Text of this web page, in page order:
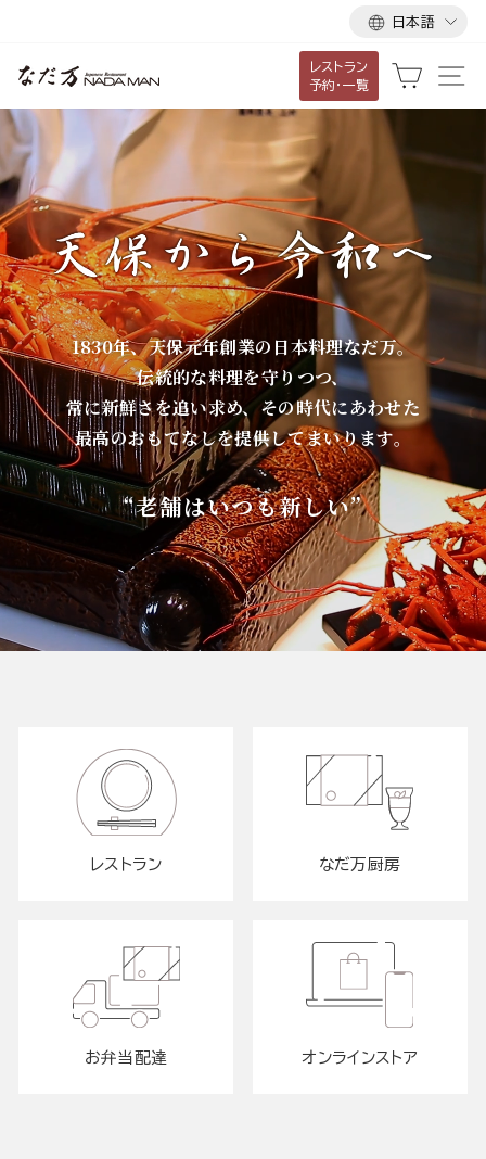
し
て
コ
ン
テ
ン
ツ
に
移
動
す
る
言
語
日本語
な
だ
万
レストラン
予約・一覧
カート
1830年、天保元年創業の日本料理なだ万。
伝統的な料理を守りつつ、
常に新鮮さを追い求め、その時代にあわせた
最高のおもてなしを提供してまいります。
“老舗はいつも新しい”
レストラン なだ万厨房
お弁当配達 オンラインストア